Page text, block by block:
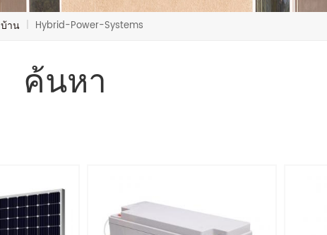
บ้าน | Hybrid-Power-Systems
ค้นหา